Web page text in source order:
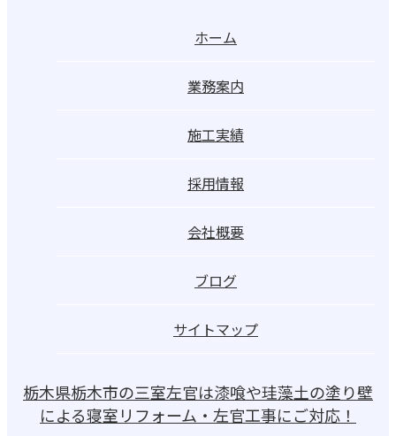
ホーム
業務案内
施工実績
採用情報
会社概要
ブログ
サイトマップ
栃木県栃木市の三室左官は漆喰や珪藻土の塗り壁
による寝室リフォーム・左官工事にご対応！